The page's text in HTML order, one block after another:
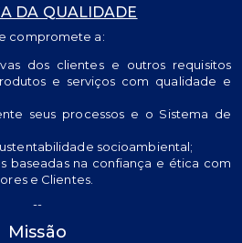
DA QUALIDADE
compromete a:
dos clientes e outros requisitos
e serviços com qualidade e
seus processos e o Sistema de
socioambiental;
baseadas na confiança e ética com
e Clientes.
--
Missão